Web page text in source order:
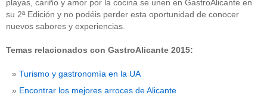
playas, cariño y amor por la cocina se unen en GastroAlicante en
su 2ª Edición y no podéis perder esta oportunidad de conocer
nuevos sabores y experiencias.
Temas relacionados con GastroAlicante 2015:
Turismo y gastronomía en la UA
Encontrar los mejores arroces de Alicante